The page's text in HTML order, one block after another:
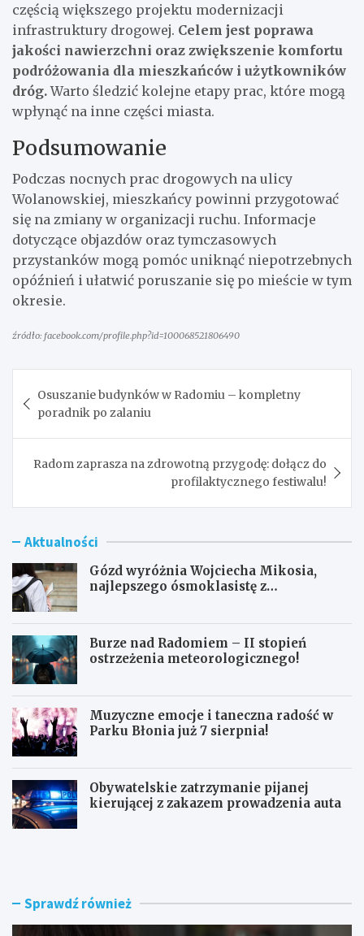
częścią większego projektu modernizacji
infrastruktury drogowej. Celem jest poprawa
jakości nawierzchni oraz zwiększenie komfortu
podróżowania dla mieszkańców i użytkowników
dróg.Warto śledzić kolejne etapy prac, które mogą
wpłynąć na inne części miasta.
Podsumowanie
Podczas nocnych prac drogowych na ulicy
Wolanowskiej, mieszkańcy powinni przygotować
się na zmiany w organizacji ruchu. Informacje
dotyczące objazdów oraz tymczasowych
przystanków mogą pomóc uniknąć niepotrzebnych
opóźnień i ułatwić poruszanie się po mieście w tym
okresie.
źródło: facebook.com/profile.php?id=100068521806490
wpisu
Osuszanie budynków w Radomiu – kompletny
poradnik po zalaniu
Radom zaprasza na zdrowotną przygodę: dołącz do
profilaktycznego festiwalu!
Aktualności
Gózd wyróżnia Wojciecha Mikosia,
najlepszego ósmoklasistę z
Burze nad Radomiem – II stopień
ostrzeżenia meteorologicznego!
Muzyczne emocje i taneczna radość w
Parku Błonia już 7 sierpnia!
Obywatelskie zatrzymanie pijanej
kierującej z zakazem prowadzenia auta
G
y
B
n Sprawdź również